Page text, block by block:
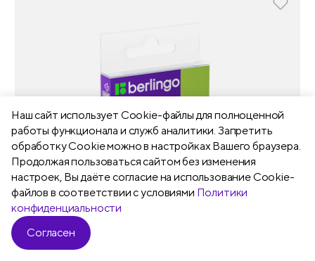
Наш сайт использует Сookie-файлы для полноценной
работы функционала и служб аналитики. Запретить
обработку Cookie можно в настройках Вашего браузера.
Продолжая пользоваться сайтом без изменения
настроек, Вы даёте согласие на использование Cookie-
файлов в соответствии с условиями Политики
конфиденциальности
Согласен